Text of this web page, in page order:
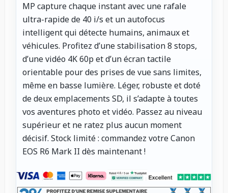
MP capture chaque instant avec une rafale
ultra-rapide de 40 i/s et un autofocus
intelligent qui détecte humains, animaux et
véhicules. Profitez d’une stabilisation 8 stops,
d’une vidéo 4K 60p et d’un écran tactile
orientable pour des prises de vue sans limites,
même en basse lumière. Léger, robuste et doté
de deux emplacements SD, il s’adapte à toutes
vos aventures photo et vidéo. Passez au niveau
supérieur et ne ratez plus aucun moment
décisif. Stock limité : commandez votre Canon
EOS R6 Mark II dès maintenant !